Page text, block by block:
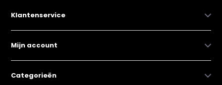
Klantenservice
Mijn account
Categorieën